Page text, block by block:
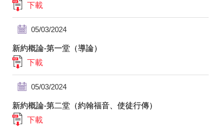
下載
05/03/2024
新約概論-第一堂（導論）
下載
05/03/2024
新約概論-第二堂（約翰福音、使徒行傳）
下載